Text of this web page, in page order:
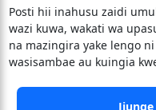
Posti hii inahusu zaidi
wazi kuwa, wakati wa
na mazingira yake lengo
wasisambae au kuingia